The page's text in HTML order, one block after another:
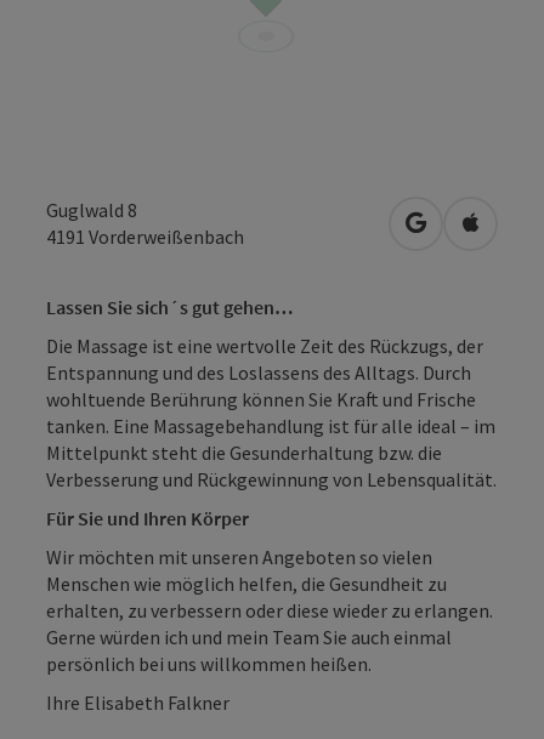
Guglwald 8
4191 Vorderweißenbach in Google
in
Lassen Sie sich´s gut gehen…
Die Massage ist eine wertvolle Zeit des Rückzugs, der
Entspannung und des Loslassens des Alltags. Durch
wohltuende Berührung können Sie Kraft und Frische
tanken. Eine Massagebehandlung ist für alle ideal – im
Mittelpunkt steht die Gesunderhaltung bzw. die
Verbesserung und Rückgewinnung von Lebensqualität.
Für Sie und Ihren Körper
Wir möchten mit unseren Angeboten so vielen
Menschen wie möglich helfen, die Gesundheit zu
erhalten, zu verbessern oder diese wieder zu erlangen.
Gerne würden ich und mein Team Sie auch einmal
persönlich bei uns willkommen heißen.
Ihre Elisabeth Falkner